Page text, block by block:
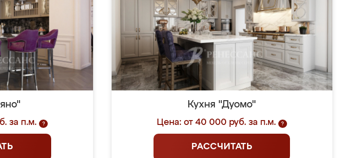
за п.м. ?
Кухня "Дуомо"
Цена: от 40 000 руб. за п.м. ?
РАССЧИТАТЬ